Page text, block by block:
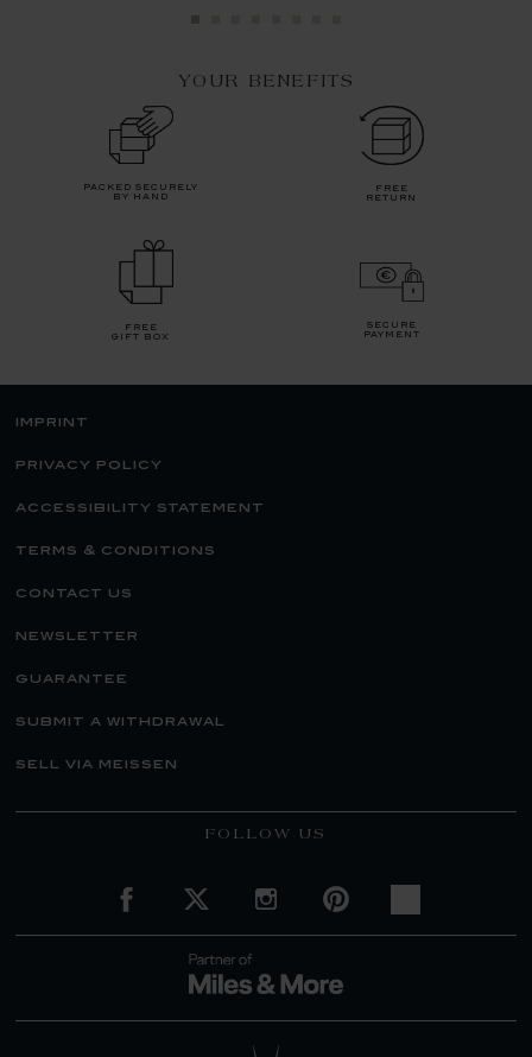
YOUR BENEFITS
packed securely
by hand
free
return
free
gift box
secure
payment
imprint
privacy policy
accessibility statement
terms & conditions
contact us
newsletter
guarantee
submit a withdrawal
sell via meissen
FOLLOW US